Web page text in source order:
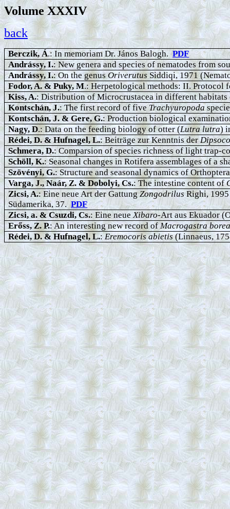
VolumeXXXIV
back
Berczik, Á.: In memoriam Dr. János Balogh.PDF
Andrássy, I.: New genera and species of nematodes from
Andrássy, I.: On the genusOriverutusSiddiqi, 1971
Fodor, A. & Puky, M.: Herpetological methods: II. Protocol
Kiss,A.: Distribution of Microcrustacea in different
Kontschán, J.: The first record of fiveTrachyuropoda
Kontschán, J. & Gere, G.: Production biological
Nagy, D.: Data on the feeding biology of otter (Lutra lutra)
Rédei, D. & Hufnagel, L.: Beiträge zur Kenntnis der
Schmera, D.: Comparsion of species richness of light trap-
Schöll, K.: Seasonal changes in Rotifera assemblages of a
Szövényi, G.: Structure and seasonal dynamics of
Varga, J., Naár, Z. & Dobolyi, Cs.: The intestine content of
Zicsi, A.: Eine neue Art der GattungZongodrilusRighi, 1995
Südamerika, 37.PDF
Zicsi, a. & Csuzdi, Cs.: Eine neueXibaro-Art aus Ekuador
Erőss, Z. P.: An interesting new record ofMacrogastra
Rédei, D. & Hufnagel, L.:Eremocoris abietis(Linnaeus,